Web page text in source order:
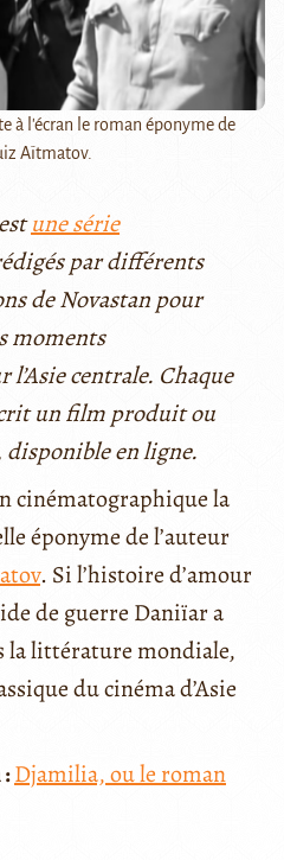
à l'écran le roman éponyme de
Aïtmatov.
une série
par différents
de Novastan pour
moments
centrale. Chaque
un film produit ou
disponible en ligne.
cinématographique la
éponyme de l’auteur
. Si l’histoire d’amour
de guerre Daniïar a
la littérature mondiale,
du cinéma d’Asie
Djamilia, ou le roman